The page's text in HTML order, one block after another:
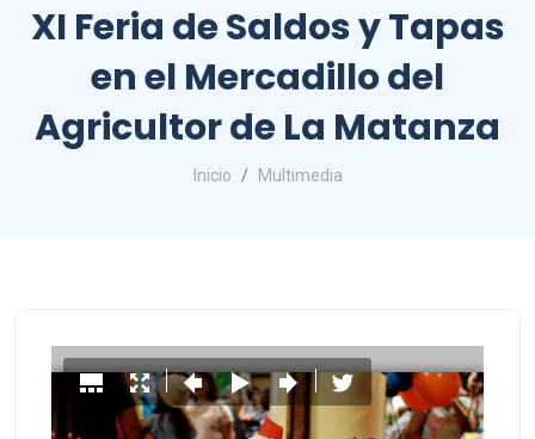
XI Feria de Saldos y Tapas
en el Mercadillo del
Agricultor de La Matanza
Inicio Multimedia